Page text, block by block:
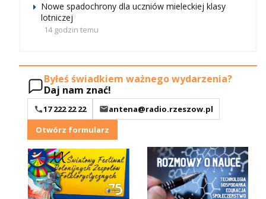
Nowe spadochrony dla uczniów mieleckiej klasy
lotniczej
14 godzin temu
Byłeś świadkiem ważnego wydarzenia?
Daj nam znać!
17 222 22 22
antena@radio.rzeszow.pl
Otwórz formularz